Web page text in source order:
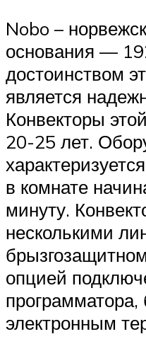
Nobo –
основания —
достоинством
является
Конвекторы
20-25 лет.
в комнате
минуту.
несколькими
опцией
программатора,
электронным